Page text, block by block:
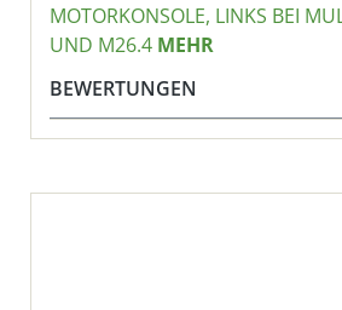
MOTORKONSOLE, LINKS BEI
UND M26.4 MEHR
BEWERTUNGEN